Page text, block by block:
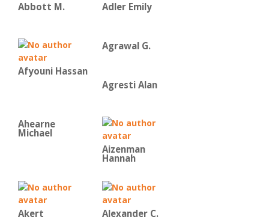
Abbott M. Adler Emily
Afyouni Hassan
Agrawal G.
Agresti Alan
Ahearne
Michael
Aizenman
Hannah
Akert Alexander C.